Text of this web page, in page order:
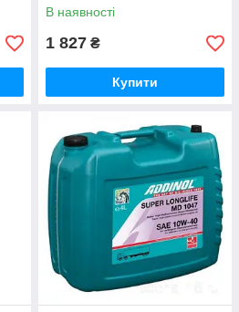
В наявності
1 827 ₴
Купити